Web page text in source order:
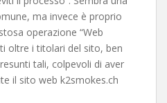
ma invece è proprio
operazione “Web
oltre i titolari del sito, ben
tali, colpevoli di aver
il sito web k2smokes.ch